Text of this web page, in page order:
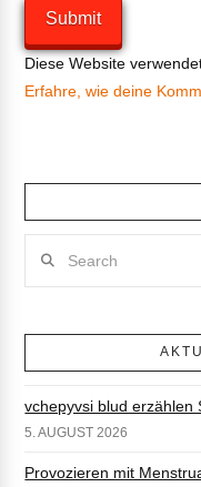
Diese Website
Erfahre, wie deine
vchepyvsi blud erzählen
5. AUGUST 2026
Provozieren mit